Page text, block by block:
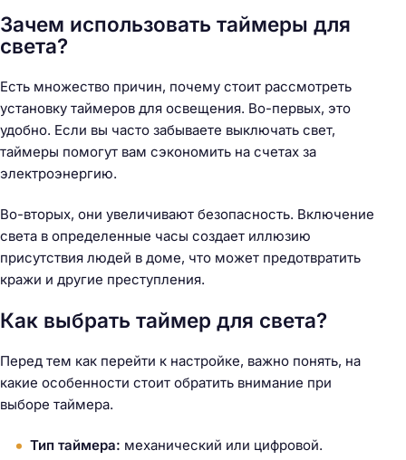
Зачем использовать таймеры для
света?
Есть множество причин, почему стоит рассмотреть
установку таймеров для освещения. Во-первых, это
удобно. Если вы часто забываете выключать свет,
таймеры помогут вам сэкономить на счетах за
электроэнергию.
Во-вторых, они увеличивают безопасность. Включение
света в определенные часы создает иллюзию
присутствия людей в доме, что может предотвратить
кражи и другие преступления.
Как выбрать таймер для света?
Перед тем как перейти к настройке, важно понять, на
какие особенности стоит обратить внимание при
выборе таймера.
Тип таймера: механический или цифровой.